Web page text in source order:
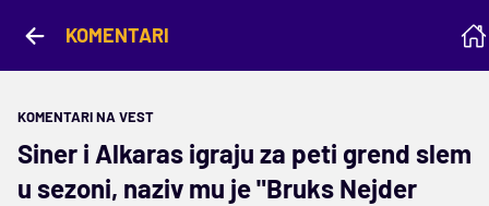
KOMENTARI
KOMENTARI NA VEST
Siner i Alkaras igraju za peti grend slem
u sezoni, naziv mu je "Bruks Nejder